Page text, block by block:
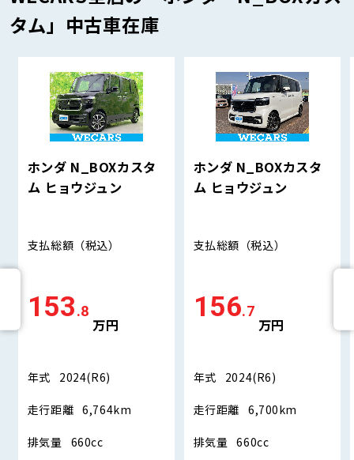
タム」中古車在庫
ホンダ N_BOXカスタ
ム ヒョウジュン
支払総額 （税込）
153.8
万円
年式 2024(R6)
走行距離 6,764km
排気量 660cc
ホンダ N_BOXカスタ
ム ヒョウジュン
支払総額 （税込）
156.7
万円
年式 2024(R6)
走行距離 6,700km
排気量 660cc